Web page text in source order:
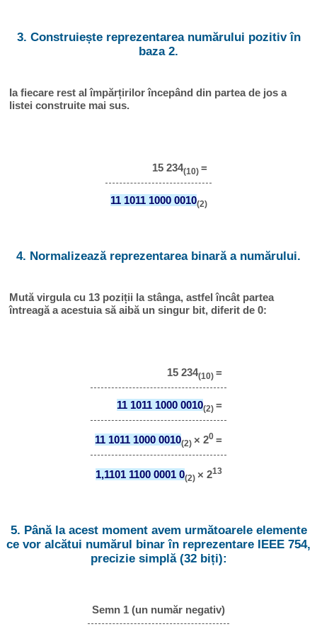
3. Construiește reprezentarea numărului pozitiv în
baza 2.
Ia fiecare rest al împărțirilor începând din partea de jos a
listei construite mai sus.
15 234(10) =
11 1011 1000 0010(2)
4. Normalizează reprezentarea binară a numărului.
Mută virgula cu 13 poziții la stânga, astfel încât partea
întreagă a acestuia să aibă un singur bit, diferit de 0:
15 234(10) =
11 1011 1000 0010(2) =
11 1011 1000 0010(2) × 20 =
1,1101 1100 0001 0(2) × 213
5. Până la acest moment avem următoarele elemente
ce vor alcătui numărul binar în reprezentare IEEE 754,
precizie simplă (32 biți):
Semn 1 (un număr negativ)